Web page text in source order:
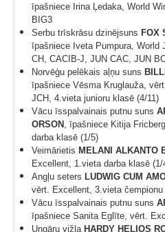
īpašniece Irina Ļedaka, World
BIG3
Serbu trīskrāsu dzinējsuns FOX
īpašniece Iveta Pumpura, World
CH, CACIB-J, JUN CAC, JUN
Norvēģu pelēkais aļņu suns
īpašniece Vēsma Kruglauža,
JCH, 4.vieta junioru klasē (4/11)
Vācu īsspalvainais putnu suns
ORSON
, īpašniece Kitija
darba klasē (1/5)
Veimārietis MELANI ALKANTO
Excellent, 1.vieta darba klasē (1/
Angļu seters LUDWIG CUM
vērt. Excellent, 3.vieta
Vācu īsspalvainais putnu suns
īpašniece Sanita Eglīte, vērt.
Ungāru vižla HARDY HELIOS